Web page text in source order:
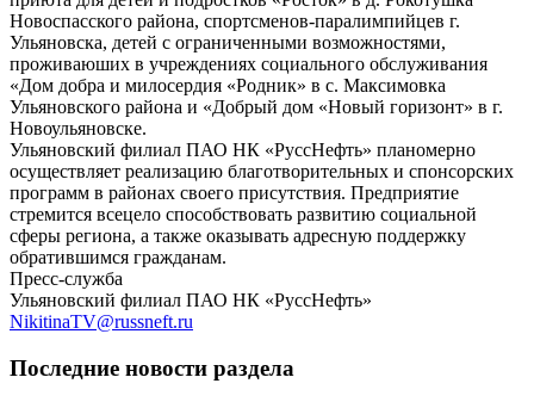
Новоспасского района, спортсменов-паралимпийцев г.
Ульяновска, детей с ограниченными возможностями,
проживаюших в учреждениях социального обслуживания
«Дом добра и милосердия «Родник» в с. Максимовка
Ульяновского района и «Добрый дом «Новый горизонт» в г.
Новоульяновске.
Ульяновский филиал ПАО НК «РуссНефть» планомерно
осуществляет реализацию благотворительных и спонсорских
программ в районах своего присутствия. Предприятие
стремится всецело способствовать развитию социальной
сферы региона, а также оказывать адресную поддержку
обратившимся гражданам.
Пресс-служба
Ульяновский филиал ПАО НК «РуссНефть»
NikitinaTV@russneft.ru
Последние новости раздела